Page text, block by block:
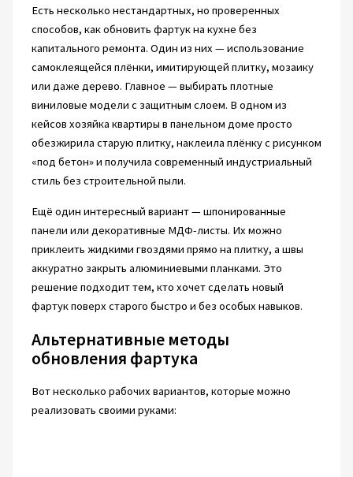
Есть несколько нестандартных, но проверенных
способов, как обновить фартук на кухне без
капитального ремонта. Один из них — использование
самоклеящейся плёнки, имитирующей плитку, мозаику
или даже дерево. Главное — выбирать плотные
виниловые модели с защитным слоем. В одном из
кейсов хозяйка квартиры в панельном доме просто
обезжирила старую плитку, наклеила плёнку с рисунком
«под бетон» и получила современный индустриальный
стиль без строительной пыли.
Ещё один интересный вариант — шпонированные
панели или декоративные МДФ-листы. Их можно
приклеить жидкими гвоздями прямо на плитку, а швы
аккуратно закрыть алюминиевыми планками. Это
решение подходит тем, кто хочет сделать новый
фартук поверх старого быстро и без особых навыков.
Альтернативные методы
обновления фартука
Вот несколько рабочих вариантов, которые можно
реализовать своими руками: